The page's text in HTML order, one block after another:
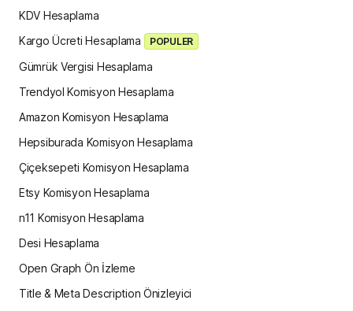
KDV Hesaplama
Kargo Ücreti Hesaplama
POPULER
Gümrük Vergisi Hesaplama
Trendyol Komisyon Hesaplama
Amazon Komisyon Hesaplama
Hepsiburada Komisyon Hesaplama
Çiçeksepeti Komisyon Hesaplama
Etsy Komisyon Hesaplama
n11 Komisyon Hesaplama
Desi Hesaplama
Open Graph Ön İzleme
Title & Meta Description Önizleyici